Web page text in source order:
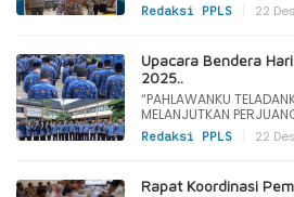
Redaksi PPLS 22
Upacara Bendera
2025..
“PAHLAWANKU
MELANJUTKAN
Redaksi PPLS 22
Rapat Koordinasi